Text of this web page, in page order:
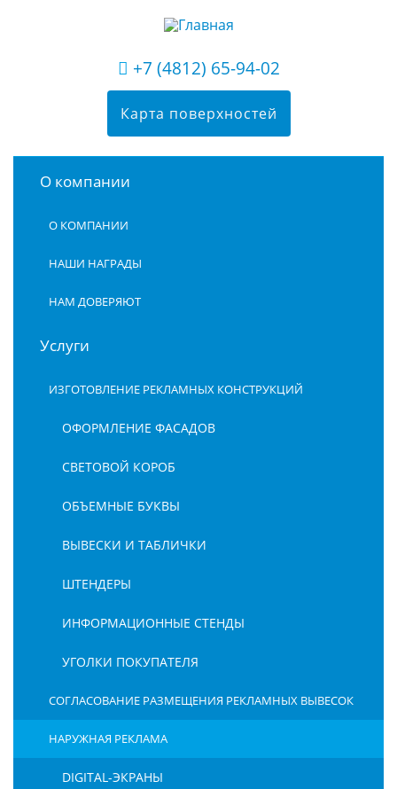
+7 (4812) 65-94-02
Карта поверхностей
О компании
О КОМПАНИИ
НАШИ НАГРАДЫ
НАМ ДОВЕРЯЮТ
Услуги
ИЗГОТОВЛЕНИЕ РЕКЛАМНЫХ КОНСТРУКЦИЙ
ОФОРМЛЕНИЕ ФАСАДОВ
СВЕТОВОЙ КОРОБ
ОБЪЕМНЫЕ БУКВЫ
ВЫВЕСКИ И ТАБЛИЧКИ
ШТЕНДЕРЫ
ИНФОРМАЦИОННЫЕ СТЕНДЫ
УГОЛКИ ПОКУПАТЕЛЯ
СОГЛАСОВАНИЕ РАЗМЕЩЕНИЯ РЕКЛАМНЫХ ВЫВЕСОК
НАРУЖНАЯ РЕКЛАМА
DIGITAL-ЭКРАНЫ